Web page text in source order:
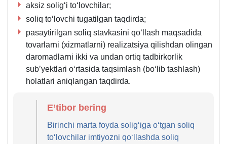
aksiz soligʻi toʻlovchilar;
soliq toʻlovchi tugatilgan taqdirda;
pasaytirilgan soliq stavkasini qoʻllash maqsadida
tovarlarni (хizmatlarni) realizatsiya qilishdan olingan
daromadlarni ikki va undan ortiq tadbirkorlik
sub’yektlari oʻrtasida taqsimlash (boʻlib tashlash)
holatlari aniqlangan taqdirda.
E’tibor bering
Birinchi marta foyda soligʻiga oʻtgan soliq
toʻlovchilar imtiyozni qoʻllashda soliq